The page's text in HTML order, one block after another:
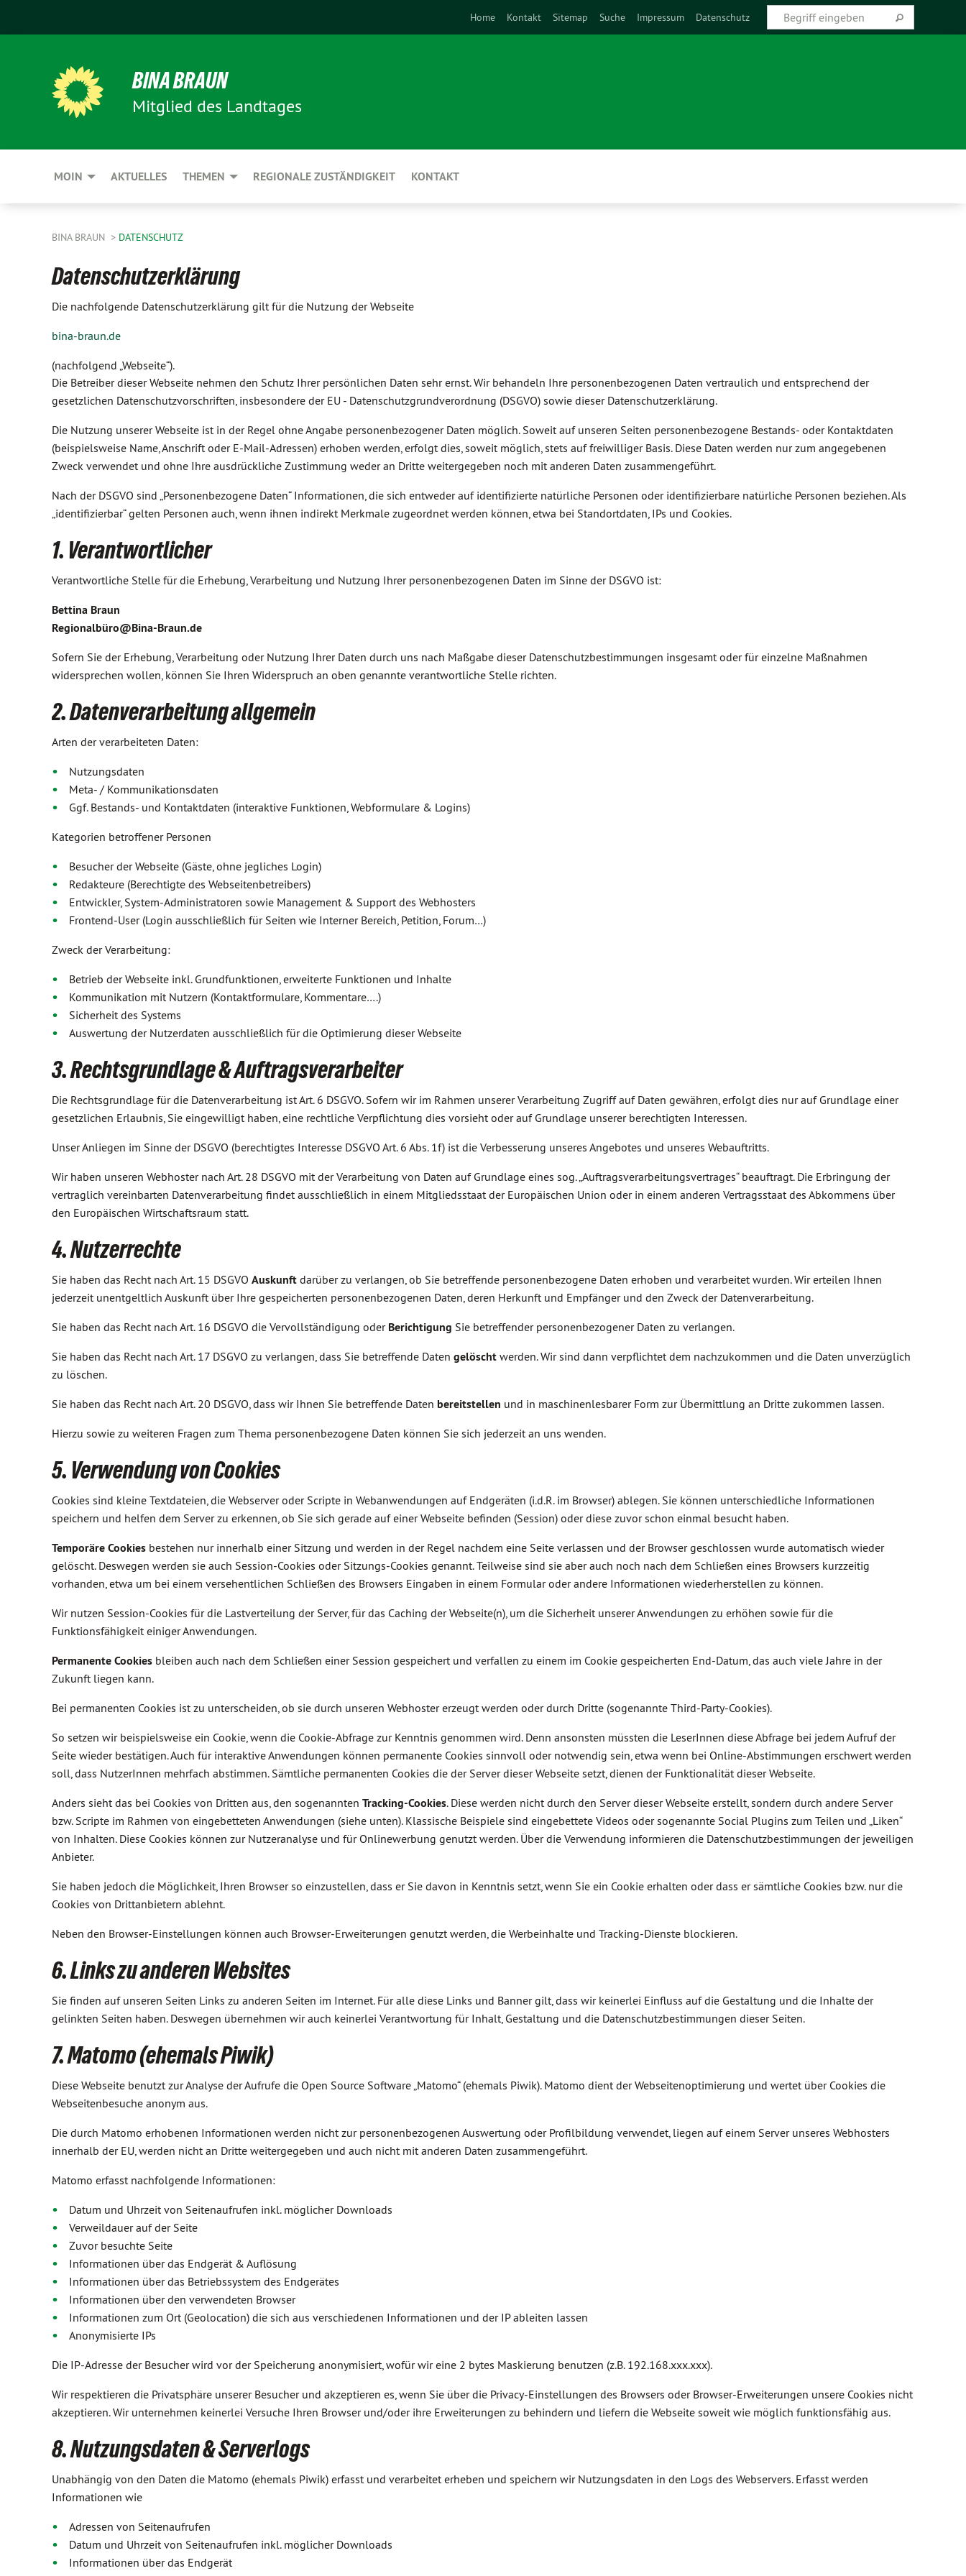
Home Kontakt Sitemap Suche Impressum Datenschutz
BINA BRAUN
Mitglied des Landtages
MOIN AKTUELLES THEMEN REGIONALE ZUSTÄNDIGKEIT KONTAKT
BINA BRAUN DATENSCHUTZ
Datenschutzerklärung
Die nachfolgende Datenschutzerklärung gilt für die Nutzung der Webseite
bina-braun.de
(nachfolgend „Webseite“).
Die Betreiber dieser Webseite nehmen den Schutz Ihrer persönlichen Daten sehr ernst. Wir behandeln Ihre personenbezogenen Daten vertraulich und entsprechend der
gesetzlichen Datenschutzvorschriften, insbesondere der EU - Datenschutzgrundverordnung (DSGVO) sowie dieser Datenschutzerklärung.
Die Nutzung unserer Webseite ist in der Regel ohne Angabe personenbezogener Daten möglich. Soweit auf unseren Seiten personenbezogene Bestands- oder Kontaktdaten
(beispielsweise Name, Anschrift oder E-Mail-Adressen) erhoben werden, erfolgt dies, soweit möglich, stets auf freiwilliger Basis. Diese Daten werden nur zum angegebenen
Zweck verwendet und ohne Ihre ausdrückliche Zustimmung weder an Dritte weitergegeben noch mit anderen Daten zusammengeführt.
Nach der DSGVO sind „Personenbezogene Daten“ Informationen, die sich entweder auf identifizierte natürliche Personen oder identifizierbare natürliche Personen beziehen. Als
„identifizierbar“ gelten Personen auch, wenn ihnen indirekt Merkmale zugeordnet werden können, etwa bei Standortdaten, IPs und Cookies.
1. Verantwortlicher
Verantwortliche Stelle für die Erhebung, Verarbeitung und Nutzung Ihrer personenbezogenen Daten im Sinne der DSGVO ist:
Bettina Braun
Regionalbüro@Bina-Braun.de
Sofern Sie der Erhebung, Verarbeitung oder Nutzung Ihrer Daten durch uns nach Maßgabe dieser Datenschutzbestimmungen insgesamt oder für einzelne Maßnahmen
widersprechen wollen, können Sie Ihren Widerspruch an oben genannte verantwortliche Stelle richten.
2. Datenverarbeitung allgemein
Arten der verarbeiteten Daten:
Nutzungsdaten
Meta- / Kommunikationsdaten
Ggf. Bestands- und Kontaktdaten (interaktive Funktionen, Webformulare & Logins)
Kategorien betroffener Personen
Besucher der Webseite (Gäste, ohne jegliches Login)
Redakteure (Berechtigte des Webseitenbetreibers)
Entwickler, System-Administratoren sowie Management & Support des Webhosters
Frontend-User (Login ausschließlich für Seiten wie Interner Bereich, Petition, Forum…)
Zweck der Verarbeitung:
Betrieb der Webseite inkl. Grundfunktionen, erweiterte Funktionen und Inhalte
Kommunikation mit Nutzern (Kontaktformulare, Kommentare….)
Sicherheit des Systems
Auswertung der Nutzerdaten ausschließlich für die Optimierung dieser Webseite
3. Rechtsgrundlage & Auftragsverarbeiter
Die Rechtsgrundlage für die Datenverarbeitung ist Art. 6 DSGVO. Sofern wir im Rahmen unserer Verarbeitung Zugriff auf Daten gewähren, erfolgt dies nur auf Grundlage einer
gesetzlichen Erlaubnis, Sie eingewilligt haben, eine rechtliche Verpflichtung dies vorsieht oder auf Grundlage unserer berechtigten Interessen.
Unser Anliegen im Sinne der DSGVO (berechtigtes Interesse DSGVO Art. 6 Abs. 1f) ist die Verbesserung unseres Angebotes und unseres Webauftritts.
Wir haben unseren Webhoster nach Art. 28 DSGVO mit der Verarbeitung von Daten auf Grundlage eines sog. „Auftragsverarbeitungsvertrages“ beauftragt. Die Erbringung der
vertraglich vereinbarten Datenverarbeitung findet ausschließlich in einem Mitgliedsstaat der Europäischen Union oder in einem anderen Vertragsstaat des Abkommens über
den Europäischen Wirtschaftsraum statt.
4. Nutzerrechte
Sie haben das Recht nach Art. 15 DSGVO Auskunft darüber zu verlangen, ob Sie betreffende personenbezogene Daten erhoben und verarbeitet wurden. Wir erteilen Ihnen
jederzeit unentgeltlich Auskunft über Ihre gespeicherten personenbezogenen Daten, deren Herkunft und Empfänger und den Zweck der Datenverarbeitung.
Sie haben das Recht nach Art. 16 DSGVO die Vervollständigung oder Berichtigung Sie betreffender personenbezogener Daten zu verlangen.
Sie haben das Recht nach Art. 17 DSGVO zu verlangen, dass Sie betreffende Daten gelöscht werden. Wir sind dann verpflichtet dem nachzukommen und die Daten unverzüglich
zu löschen.
Sie haben das Recht nach Art. 20 DSGVO, dass wir Ihnen Sie betreffende Daten bereitstellen und in maschinenlesbarer Form zur Übermittlung an Dritte zukommen lassen.
Hierzu sowie zu weiteren Fragen zum Thema personenbezogene Daten können Sie sich jederzeit an uns wenden.
5. Verwendung von Cookies
Cookies sind kleine Textdateien, die Webserver oder Scripte in Webanwendungen auf Endgeräten (i.d.R. im Browser) ablegen. Sie können unterschiedliche Informationen
speichern und helfen dem Server zu erkennen, ob Sie sich gerade auf einer Webseite befinden (Session) oder diese zuvor schon einmal besucht haben.
Temporäre Cookies bestehen nur innerhalb einer Sitzung und werden in der Regel nachdem eine Seite verlassen und der Browser geschlossen wurde automatisch wieder
gelöscht. Deswegen werden sie auch Session-Cookies oder Sitzungs-Cookies genannt. Teilweise sind sie aber auch noch nach dem Schließen eines Browsers kurzzeitig
vorhanden, etwa um bei einem versehentlichen Schließen des Browsers Eingaben in einem Formular oder andere Informationen wiederherstellen zu können.
Wir nutzen Session-Cookies für die Lastverteilung der Server, für das Caching der Webseite(n), um die Sicherheit unserer Anwendungen zu erhöhen sowie für die
Funktionsfähigkeit einiger Anwendungen.
Permanente Cookies bleiben auch nach dem Schließen einer Session gespeichert und verfallen zu einem im Cookie gespeicherten End-Datum, das auch viele Jahre in der
Zukunft liegen kann.
Bei permanenten Cookies ist zu unterscheiden, ob sie durch unseren Webhoster erzeugt werden oder durch Dritte (sogenannte Third-Party-Cookies).
So setzen wir beispielsweise ein Cookie, wenn die Cookie-Abfrage zur Kenntnis genommen wird. Denn ansonsten müssten die LeserInnen diese Abfrage bei jedem Aufruf der
Seite wieder bestätigen. Auch für interaktive Anwendungen können permanente Cookies sinnvoll oder notwendig sein, etwa wenn bei Online-Abstimmungen erschwert werden
soll, dass NutzerInnen mehrfach abstimmen. Sämtliche permanenten Cookies die der Server dieser Webseite setzt, dienen der Funktionalität dieser Webseite.
Anders sieht das bei Cookies von Dritten aus, den sogenannten Tracking-Cookies. Diese werden nicht durch den Server dieser Webseite erstellt, sondern durch andere Server
bzw. Scripte im Rahmen von eingebetteten Anwendungen (siehe unten). Klassische Beispiele sind eingebettete Videos oder sogenannte Social Plugins zum Teilen und „Liken“
von Inhalten. Diese Cookies können zur Nutzeranalyse und für Onlinewerbung genutzt werden. Über die Verwendung informieren die Datenschutzbestimmungen der jeweiligen
Anbieter.
Sie haben jedoch die Möglichkeit, Ihren Browser so einzustellen, dass er Sie davon in Kenntnis setzt, wenn Sie ein Cookie erhalten oder dass er sämtliche Cookies bzw. nur die
Cookies von Drittanbietern ablehnt.
Neben den Browser-Einstellungen können auch Browser-Erweiterungen genutzt werden, die Werbeinhalte und Tracking-Dienste blockieren.
6. Links zu anderen Websites
Sie finden auf unseren Seiten Links zu anderen Seiten im Internet. Für alle diese Links und Banner gilt, dass wir keinerlei Einfluss auf die Gestaltung und die Inhalte der
gelinkten Seiten haben. Deswegen übernehmen wir auch keinerlei Verantwortung für Inhalt, Gestaltung und die Datenschutzbestimmungen dieser Seiten.
7. Matomo (ehemals Piwik)
Diese Webseite benutzt zur Analyse der Aufrufe die Open Source Software „Matomo“ (ehemals Piwik). Matomo dient der Webseitenoptimierung und wertet über Cookies die
Webseitenbesuche anonym aus.
Die durch Matomo erhobenen Informationen werden nicht zur personenbezogenen Auswertung oder Profilbildung verwendet, liegen auf einem Server unseres Webhosters
innerhalb der EU, werden nicht an Dritte weitergegeben und auch nicht mit anderen Daten zusammengeführt.
Matomo erfasst nachfolgende Informationen:
Datum und Uhrzeit von Seitenaufrufen inkl. möglicher Downloads
Verweildauer auf der Seite
Zuvor besuchte Seite
Informationen über das Endgerät & Auflösung
Informationen über das Betriebssystem des Endgerätes
Informationen über den verwendeten Browser
Informationen zum Ort (Geolocation) die sich aus verschiedenen Informationen und der IP ableiten lassen
Anonymisierte IPs
Die IP-Adresse der Besucher wird vor der Speicherung anonymisiert, wofür wir eine 2 bytes Maskierung benutzen (z.B. 192.168.xxx.xxx).
Wir respektieren die Privatsphäre unserer Besucher und akzeptieren es, wenn Sie über die Privacy-Einstellungen des Browsers oder Browser-Erweiterungen unsere Cookies nicht
akzeptieren. Wir unternehmen keinerlei Versuche Ihren Browser und/oder ihre Erweiterungen zu behindern und liefern die Webseite soweit wie möglich funktionsfähig aus.
8. Nutzungsdaten & Serverlogs
Unabhängig von den Daten die Matomo (ehemals Piwik) erfasst und verarbeitet erheben und speichern wir Nutzungsdaten in den Logs des Webservers. Erfasst werden
Informationen wie
Adressen von Seitenaufrufen
Datum und Uhrzeit von Seitenaufrufen inkl. möglicher Downloads
Informationen über das Endgerät